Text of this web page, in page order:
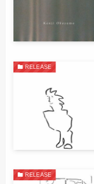
RELEASE
RELEASE